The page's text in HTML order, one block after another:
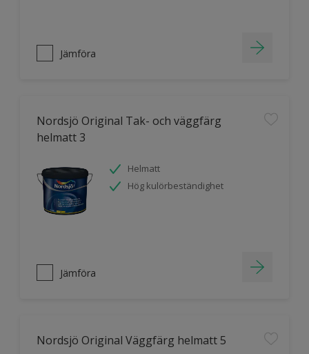
Jämföra
Nordsjö Original Tak- och väggfärg
helmatt 3
Helmatt
Hög kulörbeständighet
Jämföra
Nordsjö Original Väggfärg helmatt 5